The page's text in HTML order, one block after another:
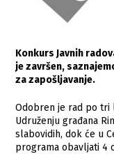
Konkurs Javnih
je završen,
za zapošljavanje.
Odobren je rad po tri
Udruženju građana
slabovidih, dok će u
programa obavljati 4